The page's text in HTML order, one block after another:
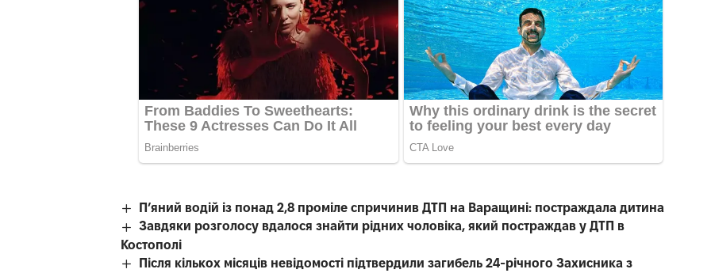
П’яний водій із понад 2,8 проміле спричинив ДТП на Варащині: постраждала дитина
Завдяки розголосу вдалося знайти рідних чоловіка, який постраждав у ДТП в
Костополі
Після кількох місяців невідомості підтвердили загибель 24-річного Захисника з